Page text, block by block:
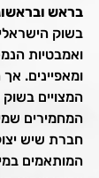
בראש
בשוק
ואמבטיות
ומאפיינים.
המצויים
המחמירים
חברת שיש
המותאמים